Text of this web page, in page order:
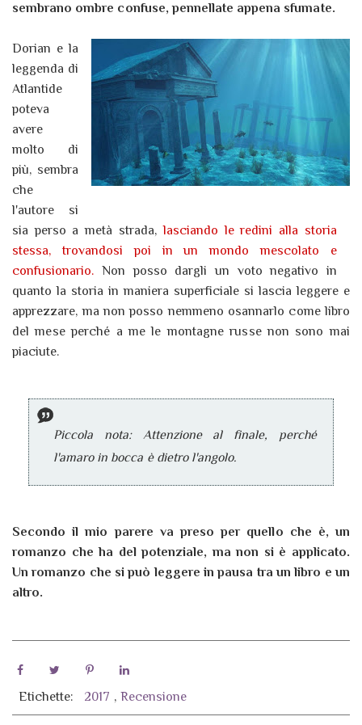
sembrano ombre confuse, pennellate appena sfumate.
Dorian e la
leggenda di
Atlantide
poteva
avere
molto di
più, sembra
che
l'autore si
sia perso a metà strada,lasciando le redini alla storia
stessa, trovandosi poi in un mondo mescolato e
confusionario. Non posso dargli un voto negativo in
quanto la storia in maniera superficiale si lascia leggere e
apprezzare, ma non posso nemmeno osannarlo come libro
del mese perché a me le montagne russe non sono mai
piaciute.
Piccola nota: Attenzione al finale, perché
l'amaro in bocca è dietro l'angolo.
Secondo il mio parere va preso per quello che è, un
romanzo che ha del potenziale, ma non si è applicato.
Un romanzo che si può leggere in pausa tra un libro e un
altro.
Etichette: 2017 , Recensione